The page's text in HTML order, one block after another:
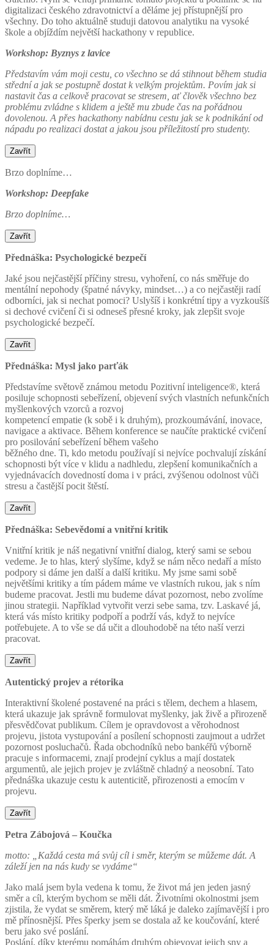
digitalizaci českého zdravotnictví a děláme jej přístupnější pro
všechny. Do toho aktuálně studuji datovou analytiku na vysoké
škole a objíždím největší hackathony v republice.
Workshop: Byznys z lavice
Představím vám moji cestu, co všechno se dá stihnout během studia
střední a jak se postupně dostat k velkým projektům. Povím jak si
nastavit čas a celkově pracovat se stresem, ať člověk všechno bez
problému zvládne s klidem a ještě mu zbude čas na pořádnou
dovolenou. A přes hackathony nabídnu cestu jak se k podnikání od
nápadu po realizaci dostat a jakou jsou příležitostí pro studenty.
Zavřít
Brzo doplníme…
Workshop: Deepfake
Brzo doplníme…
Zavřít
Přednáška: Psychologické bezpečí
Jaké jsou nejčastější příčiny stresu, vyhoření, co nás směřuje do
mentální nepohody (špatné návyky, mindset…) a co nejčastěji radí
odborníci, jak si nechat pomoci? Uslyšíš i konkrétní tipy a vyzkoušíš
si dechové cvičení či si odneseš přesné kroky, jak zlepšit svoje
psychologické bezpečí.
Zavřít
Přednáška: Mysl jako parťák
Představíme světově známou metodu Pozitivní inteligence®️, která
posiluje schopnosti sebeřízení, objevení svých vlastních nefunkčních
myšlenkových vzorců a rozvoj
kompetencí empatie (k sobě i k druhým), prozkoumávání, inovace,
navigace a aktivace. Během konference se naučíte praktické cvičení
pro posilování sebeřízení během vašeho
běžného dne. Ti, kdo metodu používají si nejvíce pochvalují získání
schopnosti být více v klidu a nadhledu, zlepšení komunikačních a
vyjednávacích dovedností doma i v práci, zvýšenou odolnost vůči
stresu a častější pocit štěstí.
Zavřít
Přednáška: Sebevědomí a vnitřní kritik
Vnitřní kritik je náš negativní vnitřní dialog, který sami se sebou
vedeme. Je to hlas, který slyšíme, když se nám něco nedaří a místo
podpory si dáme jen další a další kritiku. My jsme sami sobě
největšími kritiky a tím pádem máme ve vlastních rukou, jak s ním
budeme pracovat. Jestli mu budeme dávat pozornost, nebo zvolíme
jinou strategii. Například vytvořit verzi sebe sama, tzv. Laskavé já,
která vás místo kritiky podpoří a podrží vás, když to nejvíce
potřebujete. A to vše se dá učit a dlouhodobě na této naší verzi
pracovat.
Zavřít
Autentický projev a rétorika
Interaktivní školené postavené na práci s tělem, dechem a hlasem,
která ukazuje jak správně formulovat myšlenky, jak živě a přirozeně
přesvědčovat publikum. Cílem je opravdovost a věrohodnost
projevu, jistota vystupování a posílení schopnosti zaujmout a udržet
pozornost posluchačů. Řada obchodníků nebo bankéřů výborně
pracuje s informacemi, znají prodejní cyklus a mají dostatek
argumentů, ale jejich projev je zvláštně chladný a neosobní. Tato
přednáška ukazuje cestu k autenticitě, přirozenosti a emocím v
projevu.
Zavřít
Petra Zábojová – Koučka
motto: „Každá cesta má svůj cíl i směr, kterým se můžeme dát. A
záleží jen na nás kudy se vydáme“
Jako malá jsem byla vedena k tomu, že život má jen jeden jasný
směr a cíl, kterým bychom se měli dát. Životními okolnostmi jsem
zjistila, že vydat se směrem, který mě láká je daleko zajímavější i pro
mě přínosnější. Přes šperky jsem se dostala až ke koučování, které
beru jako své poslání.
Poslání, díky kterému pomáhám druhým objevovat jejich sny a